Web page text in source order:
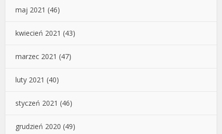
maj 2021 (46)
kwiecień 2021 (43)
marzec 2021 (47)
luty 2021 (40)
styczeń 2021 (46)
grudzień 2020 (49)